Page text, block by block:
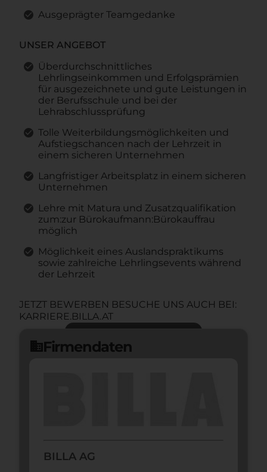
Ausgeprägter Teamgedanke
UNSER ANGEBOT
Überdurchschnittliches
Lehrlingseinkommen und Erfolgsprämien
für ausgezeichnete und gute Leistungen in
der Berufsschule und bei der
Lehrabschlussprüfung
Tolle Weiterbildungsmöglichkeiten und
Aufstiegschancen nach der Lehrzeit in
einem sicheren Unternehmen
Langfristiger Arbeitsplatz in einem sicheren
Unternehmen
Lehre mit Matura und Zusatzqualifikation
zum:zur Bürokaufmann:Bürokauffrau
möglich
Möglichkeit eines Auslandspraktikums
sowie zahlreiche Lehrlingsevents während
der Lehrzeit
JETZT BEWERBEN BESUCHE UNS AUCH BEI:
KARRIERE.BILLA.AT
domainFirmendaten
BILLA AG